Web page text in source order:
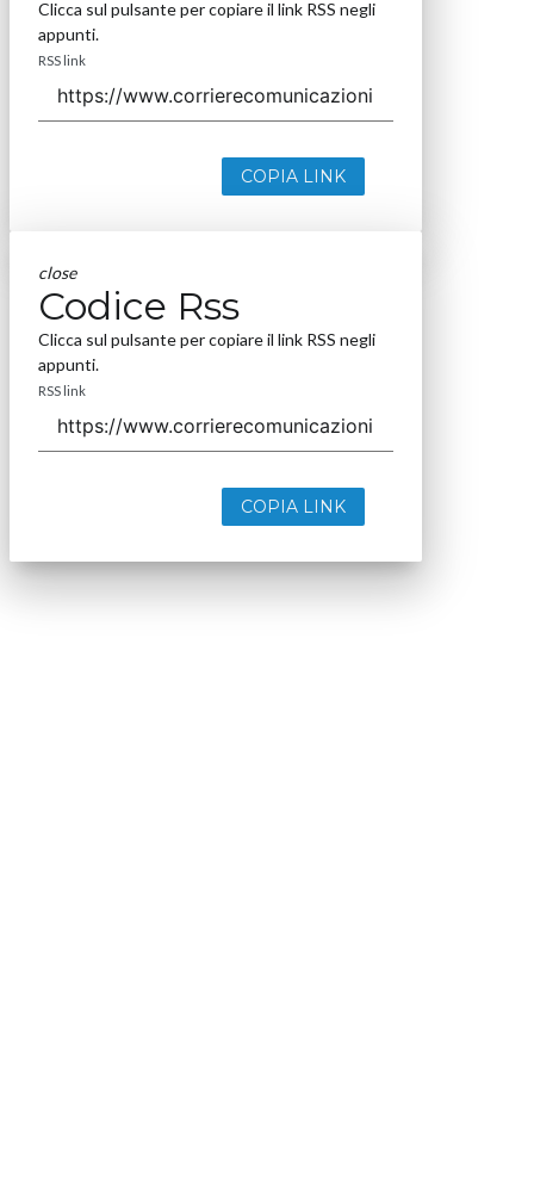
Clicca sul pulsante per copiare il link RSS negli
appunti.
RSS link
COPIA LINK
close
Codice Rss
Clicca sul pulsante per copiare il link RSS negli
appunti.
RSS link
COPIA LINK